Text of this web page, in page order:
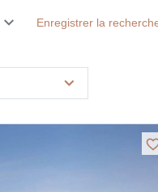
Enregistrer la